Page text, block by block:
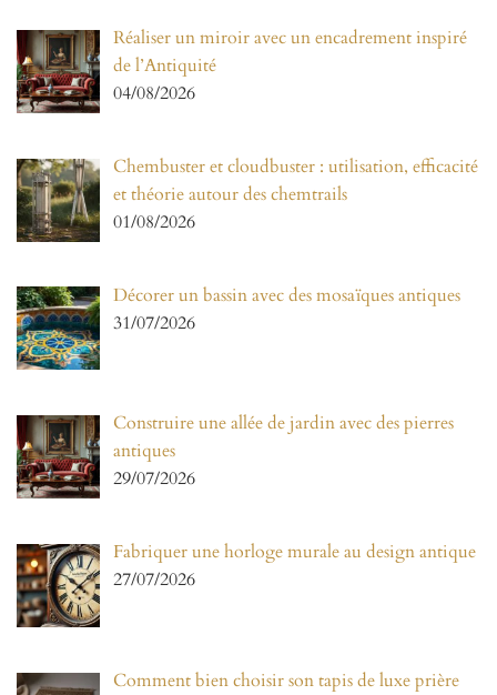
Réaliser un miroir avec un encadrement inspiré
de l’Antiquité
04/08/2026
Chembuster et cloudbuster : utilisation, efficacité
et théorie autour des chemtrails
01/08/2026
Décorer un bassin avec des mosaïques antiques
31/07/2026
Construire une allée de jardin avec des pierres
antiques
29/07/2026
Fabriquer une horloge murale au design antique
27/07/2026
Comment bien choisir son tapis de luxe prière